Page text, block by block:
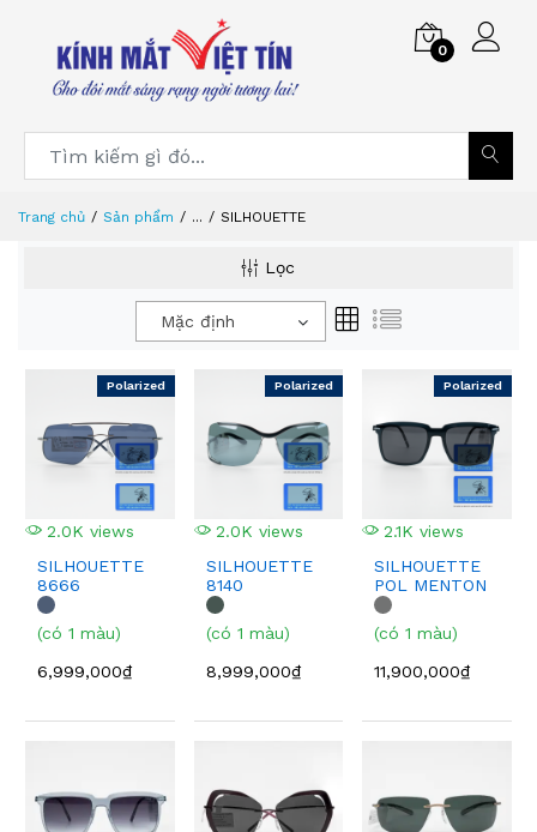
0
Trang chủ Sản phẩm ... SILHOUETTE
Lọc
Mặc định
2.0K views
Polarized
SILHOUETTE
8666
(có 1 màu)
6,999,000₫
2.0K views
Polarized
SILHOUETTE
8140
(có 1 màu)
8,999,000₫
2.1K views
Polarized
SILHOUETTE
POL MENTON
4082
(có 1 màu)
11,900,000₫